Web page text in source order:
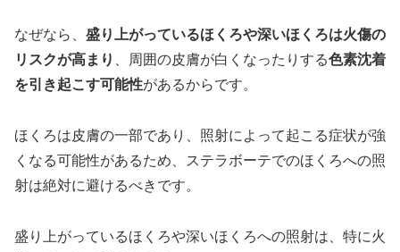
なぜなら、 盛り上がっているほくろや深いほくろは火傷の
リスクが高まり
、周囲の皮膚が白くなったりする色素沈着
を引き起こす可能性があるからです。
ほくろは皮膚の一部であり、照射によって起こる症状が強
くなる可能性があるため、ステラボーテでのほくろへの照
射は絶対に避けるべきです。
盛り上がっているほくろや深いほくろへの照射は、特に火